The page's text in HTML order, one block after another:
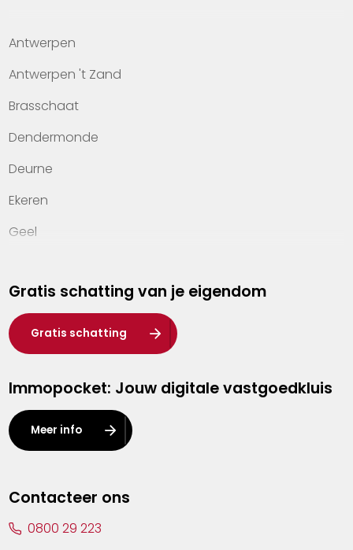
Kennis van wonen
Kantoren
Veelgestelde vragen
Werken bij Heylen Vastgoed
Contact
Antwerpen
Antwerpen 't Zand
Brasschaat
Dendermonde
Deurne
Ekeren
Geel
Hasselt
Heist-op-den-Berg
Herentals
Kalmthout
Leuven
Lier
Gratis schatting van je eigendom
Gratis schatting
Immopocket: Jouw digitale vastgoedkluis
Meer info
Contacteer ons
0800 29 223